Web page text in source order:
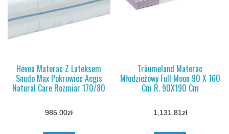
Hevea Materac Z Lateksem
Snudo Max Pokrowiec Aegis
Natural Care Rozmiar 170/80
985.00zł
Träumeland Materac
Młodzieżowy Full Moon 90 X 160
Cm R. 90X190 Cm
1,131.81zł